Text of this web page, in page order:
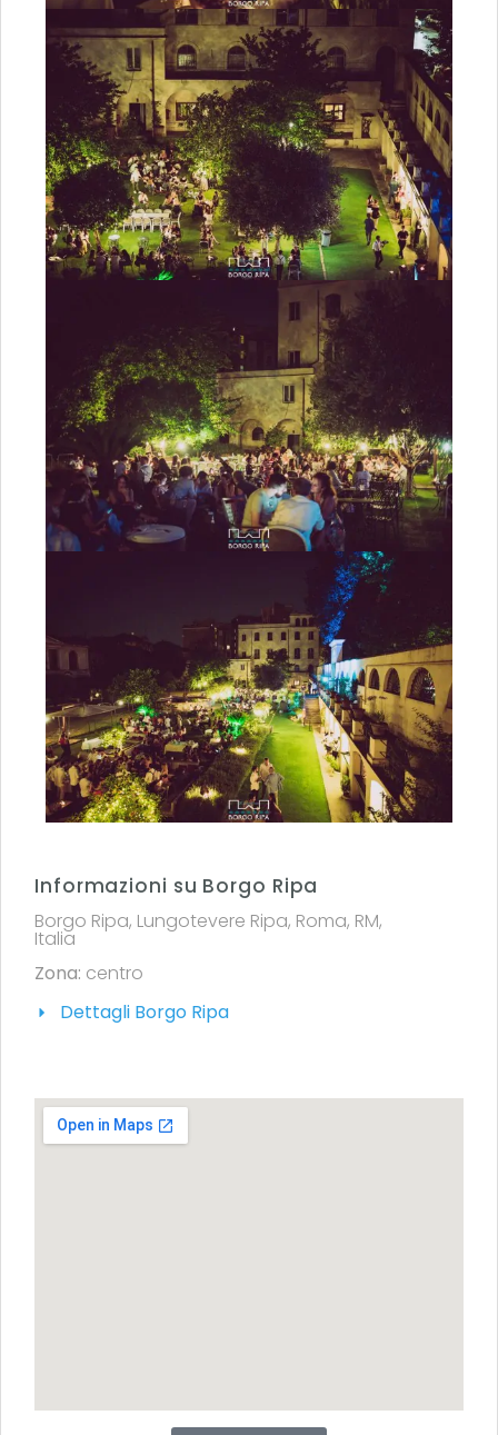
Informazioni su Borgo Ripa
Borgo Ripa, Lungotevere Ripa, Roma, RM,
Italia
Zona: centro
Dettagli Borgo Ripa